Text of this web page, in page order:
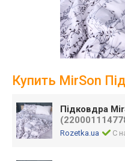
Купить MirSon
Підковдра
Rozetka.ua С